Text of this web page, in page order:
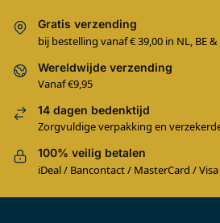
Gratis verzending
bij bestelling vanaf € 39,00 in NL, BE &
Wereldwijde verzending
Vanaf €9,95
14 dagen bedenktijd
Zorgvuldige verpakking en
100% veilig betalen
iDeal / Bancontact / MasterCard /